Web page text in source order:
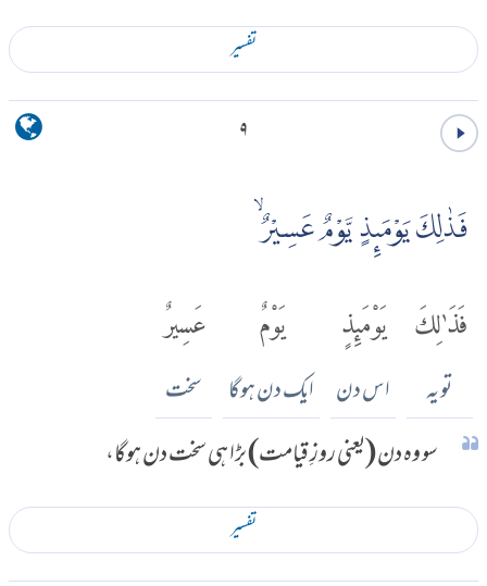
تفسير
۹
فَذٰلِكَ يَوْمَٮِٕذٍ يَّوْمٌ عَسِيْرٌۙ
فَذَٰلِكَ
تو یہ
يَوْمَئِذٍ
اس دن
يَوْمٌ
ایک دن ہوگا
عَسِيرٌ
سخت
سو وہ دن (یعنی روزِ قیامت) بڑا ہی سخت دن ہوگا،
تفسير